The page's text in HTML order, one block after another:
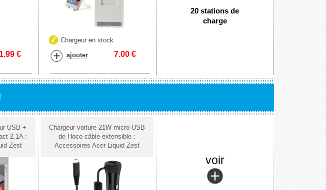
€
Chargeur en stock
ajouter 7.00 €
20 stations de
charge
USB +
2.1A :
Zest
Chargeur voiture 21W micro-USB
de Hoco câble extensible :
Accessoires Acer Liquid Zest
voir